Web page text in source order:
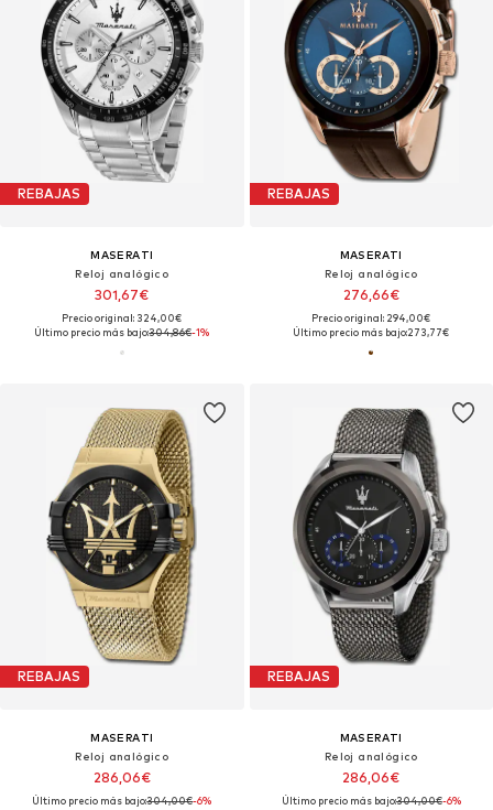
REBAJAS
MASERATI
Reloj analógico
301,67€
Precio original: 324,00€
Último precio más bajo:304,86€-1%
REBAJAS
MASERATI
Reloj analógico
276,66€
Precio original: 294,00€
Último precio más bajo:273,77€
REBAJAS
MASERATI
Reloj analógico
286,06€
Último precio más bajo:304,00€-6%
REBAJAS
MASERATI
Reloj analógico
286,06€
Último precio más bajo:304,00€-6%